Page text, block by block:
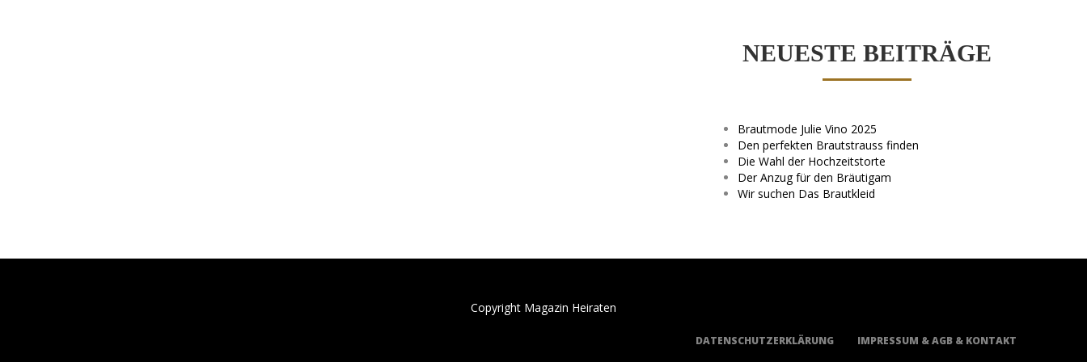
NEUESTE BEITRÄGE
Brautmode Julie Vino 2025
Den perfekten Brautstrauss finden
Die Wahl der Hochzeitstorte
Der Anzug für den Bräutigam
Wir suchen Das Brautkleid
Copyright Magazin Heiraten
DATENSCHUTZERKLÄRUNG IMPRESSUM & AGB & KONTAKT